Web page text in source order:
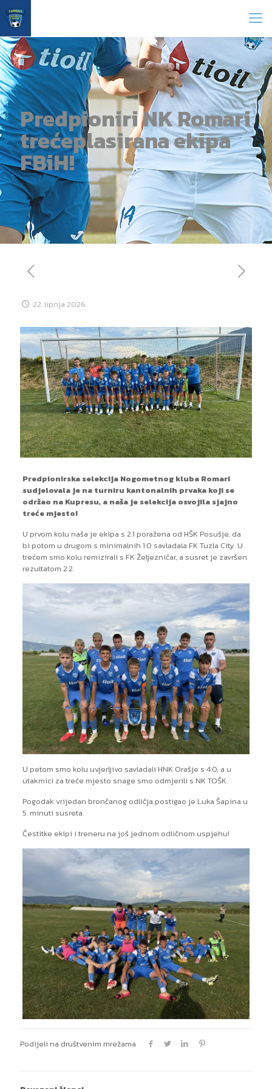
Predpioniri NK Romari
trećeplasirana ekipa
FBiH!
22. lipnja 2026.
Predpionirska selekcija Nogometnog kluba Romari
sudjelovala je na turniru kantonalnih prvaka koji se
održao na Kupresu, a naša je selekcija osvojila sjajno
treće mjesto!
U prvom kolu naša je ekipa s 2:1 poražena od HŠK Posušje, da
bi potom u drugom s minimalnih 1:0 savladala FK Tuzla City. U
trećem smo kolu remizirali s FK Željezničar, a susret je završen
rezultatom 2:2.
U petom smo kolu uvjerljivo savladali HNK Orašje s 4:0, a u
utakmici za treće mjesto snage smo odmjerili s NK TOŠK.
Pogodak vrijedan brončanog odličja postigao je Luka Šapina u
5. minuti susreta.
Čestitke ekipi i treneru na još jednom odličnom uspjehu!
Podijeli na društvenim mrežama